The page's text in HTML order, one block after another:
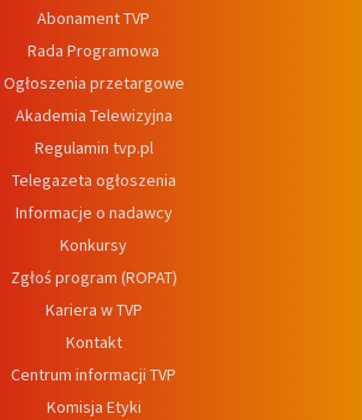
Abonament TVP
Rada Programowa
Ogłoszenia przetargowe
Akademia Telewizyjna
Regulamin tvp.pl
Telegazeta ogłoszenia
Informacje o nadawcy
Konkursy
Zgłoś program (ROPAT)
Kariera w TVP
Kontakt
Centrum informacji TVP
Komisja Etyki